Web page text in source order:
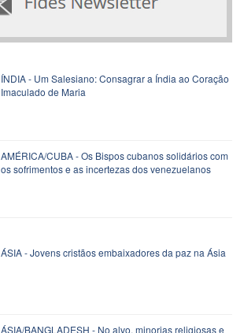
ÍNDIA - Um Salesiano: Consagrar a Índia ao Coração
Imaculado de Maria
AMÉRICA/CUBA - Os Bispos cubanos solidários com
os sofrimentos e as incertezas dos venezuelanos
ÁSIA - Jovens cristãos embaixadores da paz na Ásia
ÁSIA/BANGLADESH - No alvo, minorias religiosas e